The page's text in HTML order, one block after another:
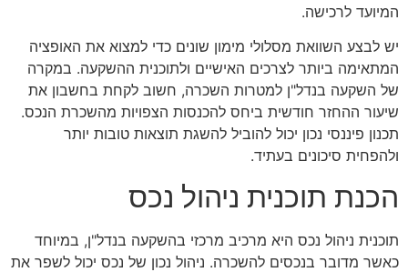
המיועד לרכישה.
יש לבצע השוואת מסלולי מימון שונים כדי למצוא את האופציה
המתאימה ביותר לצרכים האישיים ולתוכנית ההשקעה. במקרה
של השקעה בנדל"ן למטרות השכרה, חשוב לקחת בחשבון את
שיעור ההחזר חודשית ביחס להכנסות הצפויות מהשכרת הנכס.
תכנון פיננסי נכון יכול להוביל להשגת תוצאות טובות יותר
ולהפחית סיכונים בעתיד.
הכנת תוכנית ניהול נכס
תוכנית ניהול נכס היא מרכיב מרכזי בהשקעה בנדל"ן, במיוחד
כאשר מדובר בנכסים להשכרה. ניהול נכון של נכס יכול לשפר את